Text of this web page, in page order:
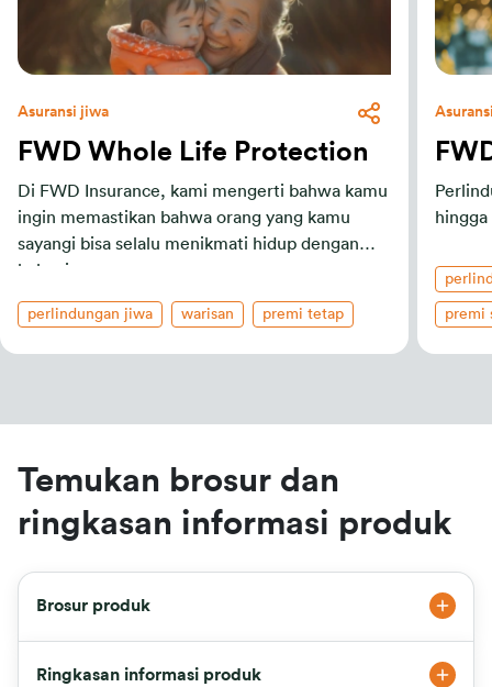
Asuransi jiwa
FWD Whole Life Protection
Di FWD Insurance, kami mengerti bahwa kamu
ingin memastikan bahwa orang yang kamu
sayangi bisa selalu menikmati hidup dengan
bahagia.
perlindungan jiwa warisan premi tetap
hingga
premi
Temukan brosur dan
ringkasan informasi produk
Brosur produk
Ringkasan informasi produk